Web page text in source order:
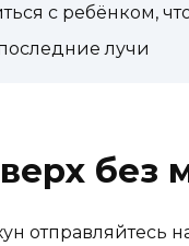
с ребёнком,
лучи
без
отправляйтесь